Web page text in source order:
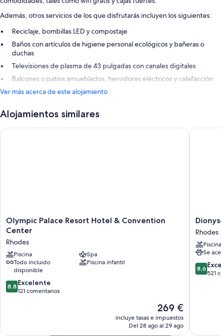
Además, otros servicios de los que disfrutarás incluyen los siguientes:
Reciclaje, bombillas LED y compostaje
Baños con artículos de higiene personal ecológicos y bañeras o
duchas
Televisiones de plasma de 43 pulgadas con canales digitales
Balcones o patios amueblados, hervidores eléctricos y calefacción
Ver más acerca de este alojamiento
Alojamientos similares
Olympic
Palace
Hotel
&
Convention
Center
Rhodes
Olympic Palace Resort Hotel & Convention
Center
Rhodes
Piscina
Spa
Todo incluido
disponible
Piscina infantil
8.8
sobre
8,8 Excelente
121 comentarios
El
precio
actual
269 €
incluye tasas e impuestos
Del 28 ago al 29 ago
Olympic Palace Resort Hotel & Convention Center
Hotel
Rhodes
Rhodes
Piscina
Se
8.6
sobre
8,6
521